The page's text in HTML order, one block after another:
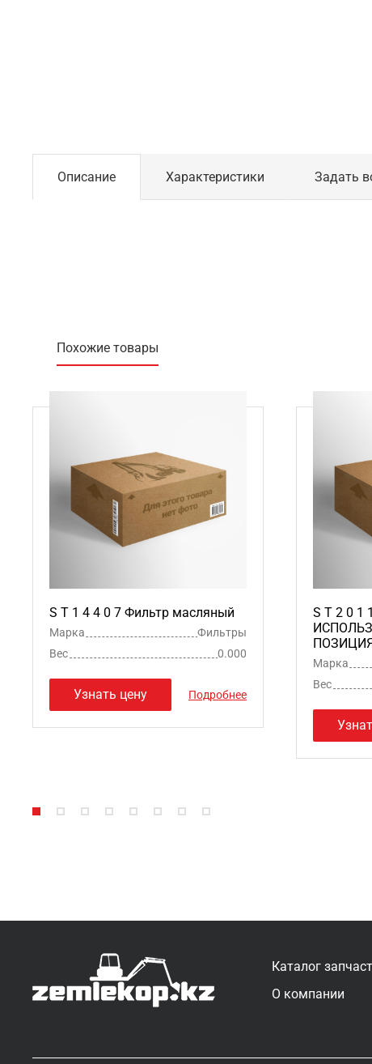
Описание Характеристики Задать
Похожие товары
S T 1 4 4 0 7 Фильтр масляный
Марка
Фильтры
Вес
0.000
Узнать цену Подробнее
S T 2 0 1
Марка
Вес
Каталог
О компании